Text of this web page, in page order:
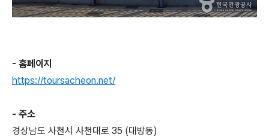
- 홈페이지
https://toursacheon.net/
- 주소
경상남도 사천시 사천대로 35 (대방동)